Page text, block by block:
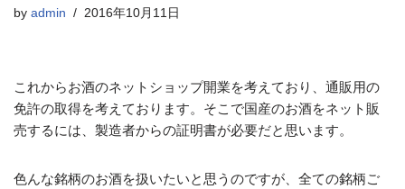
by admin 2016年10月11日
これからお酒のネットショップ開業を考えており、通販用の
免許の取得を考えております。そこで国産のお酒をネット販
売するには、製造者からの証明書が必要だと思います。
色んな銘柄のお酒を扱いたいと思うのですが、全ての銘柄ご